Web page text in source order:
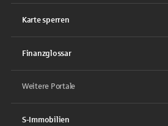
Karte sperren
Finanzglossar
Weitere Portale
S-Immobilien